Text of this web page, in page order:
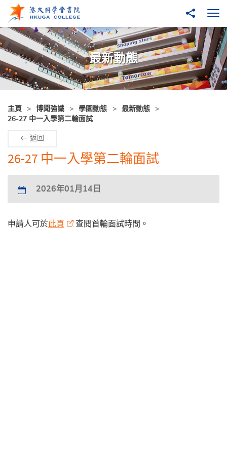
跳至主內容
分享到
打
最新動態
主頁 博聞強識 學園動態
最新動態
26-27 中一入學第二輪面試
返回
26-27 中一入學第二輪面試
2026年01月14日
申請人可於此頁 查閱首輪面試時間。